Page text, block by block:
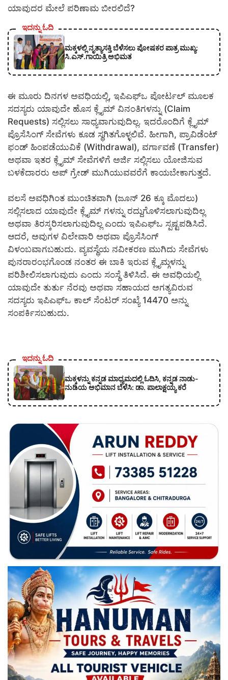
ಯಾವುದರ ಮೇಲೆ ಪರಿಣಾಮ ಬೀರಲಿದೆ?
ಇದನ್ನು ಓದಿ
ಮಕ್ಕಳಲ್ಲಿ ನೃತ್ಯಾಸಕ್ತಿ ಬೆಳೆಸಲು ಪೋಷಕರ ಪಾತ್ರ ಮುಖ್ಯ:
ಸಿ.ಎಸ್.ಗಾಯಿತ್ರಿ ಅಭಿಮತ
ಈ ಮೂರು ದಿನಗಳ ಅವಧಿಯಲ್ಲಿ, ಇಪಿಎಫ್ಒ ಪೋರ್ಟಲ್ ಮೂಲಕ
ಸದಸ್ಯರು ಯಾವುದೇ ಹೊಸ ಕ್ಲೈಮ್ ವಿನಂತಿಗಳನ್ನು (Claim
Requests) ಸಲ್ಲಿಸಲು ಸಾಧ್ಯವಾಗುವುದಿಲ್ಲ. ಇದರೊಂದಿಗೆ ಕ್ಲೈಮ್
ಪ್ರೊಸೆಸಿಂಗ್ ಸೇವೆಗಳು ಕೂಡ ಸ್ಥಗಿತಗೊಳ್ಳಲಿವೆ. ಹೀಗಾಗಿ, ಪ್ರಾವಿಡೆಂಟ್
ಫಂಡ್ ಹಿಂಪಡೆಯುವಿಕೆ (Withdrawal), ವರ್ಗಾವಣೆ (Transfer)
ಅಥವಾ ಇತರ ಕ್ಲೈಮ್ ಸೇವೆಗಳಿಗೆ ಅರ್ಜಿ ಸಲ್ಲಿಸಲು ಯೋಜಿಸುವ
ಬಳಕೆದಾರರು ಅಪ್ ಗ್ರೇಡ್ ಮುಗಿಯುವವರೆಗೆ ಕಾಯಬೇಕಾಗುತ್ತದೆ.
ವಲಸೆ ಅವಧಿಗಿಂತ ಮುಂಚಿತವಾಗಿ (ಜೂನ್ 26 ಕ್ಕೂ ಮೊದಲು)
ಸಲ್ಲಿಸಲಾದ ಯಾವುದೇ ಕ್ಲೈಮ್ ಗಳನ್ನು ರದ್ದುಗೊಳಿಸಲಾಗುವುದಿಲ್ಲ
ಅಥವಾ ತಿರಸ್ಕರಿಸಲಾಗುವುದಿಲ್ಲ ಎಂದು ಇಪಿಎಫ್ಒ ಸ್ಪಷ್ಟಪಡಿಸಿದೆ.
ಆದರೆ, ಅವುಗಳ ವಿಲೇವಾರಿ ಅಥವಾ ಪ್ರೊಸೆಸಿಂಗ್
ವಿಳಂಬವಾಗಬಹುದು. ವ್ಯವಸ್ಥೆಯ ನವೀಕರಣ ಮುಗಿದು ಸೇವೆಗಳು
ಪುನರಾರಂಭಗೊಂಡ ನಂತರ ಈ ಬಾಕಿ ಇರುವ ಕ್ಲೈಮ್ಗಳನ್ನು
ಪರಿಶೀಲಿಸಲಾಗುವುದು ಎಂದು ಸಂಸ್ಥೆ ತಿಳಿಸಿದೆ. ಈ ಅವಧಿಯಲ್ಲಿ
ಯಾವುದೇ ತುರ್ತು ನೆರವು ಅಥವಾ ಸಹಾಯದ ಅಗತ್ಯವಿರುವ
ಸದಸ್ಯರು ಇಪಿಎಫ್ಒ ಕಾಲ್ ಸೆಂಟರ್ ಸಂಖ್ಯೆ 14470 ಅನ್ನು
ಸಂಪರ್ಕಿಸಬಹುದು.
ಇದನ್ನು ಓದಿ
ಮಕ್ಕಳನ್ನು ಕನ್ನಡ ಮಾಧ್ಯಮದಲ್ಲಿ ಓದಿಸಿ, ಕನ್ನಡ ನಾಡು-
ನುಡಿಯ ಅಭಿಮಾನ ಬೆಳೆಸಿ: ಡಾ. ಪಾಲಾಕ್ಷಯ್ಯ ಕರೆ